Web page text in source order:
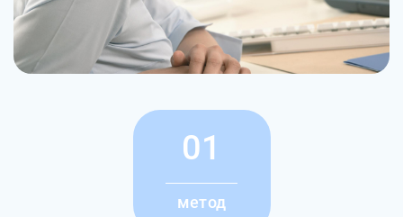
01
метод